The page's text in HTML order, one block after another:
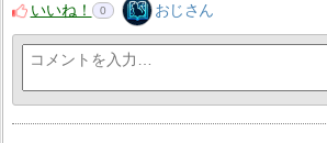
いいね！
0 おじさん